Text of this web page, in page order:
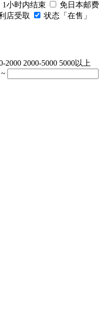
1小时内结束
免日本邮费
店受取
状态「在售」
2000 2000-5000 5000以上
~